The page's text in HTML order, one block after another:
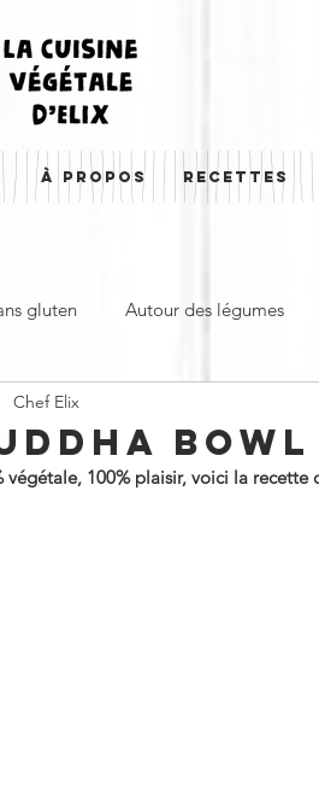
À PROPOS RECETTES
gluten Autour des légumes
accompagnement
Chef Elix
végétale, 100% plaisir, voici la recette